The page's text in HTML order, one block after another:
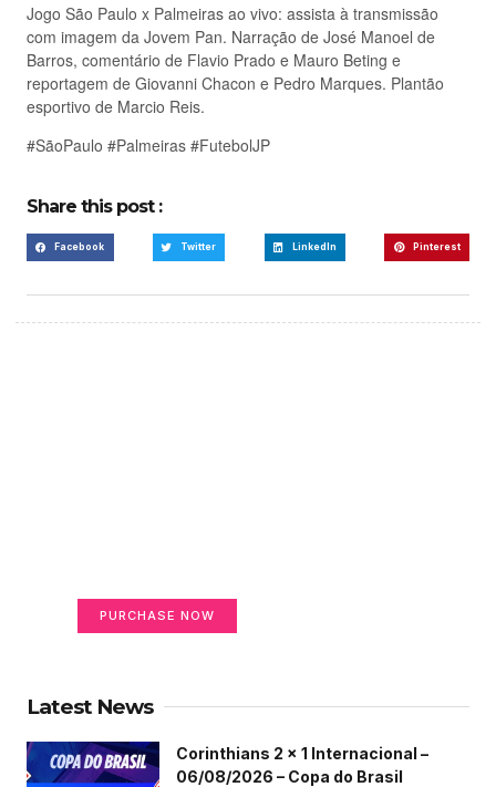
Jogo São Paulo x Palmeiras ao vivo: assista à transmissão
com imagem da Jovem Pan. Narração de José Manoel de
Barros, comentário de Flavio Prado e Mauro Beting e
reportagem de Giovanni Chacon e Pedro Marques. Plantão
esportivo de Marcio Reis.
#SãoPaulo #Palmeiras #FutebolJP
Share this post :
Facebook Twitter LinkedIn Pinterest
PURCHASE NOW
Latest News
Corinthians 2 x 1 Internacional –
06/08/2026 – Copa do Brasil